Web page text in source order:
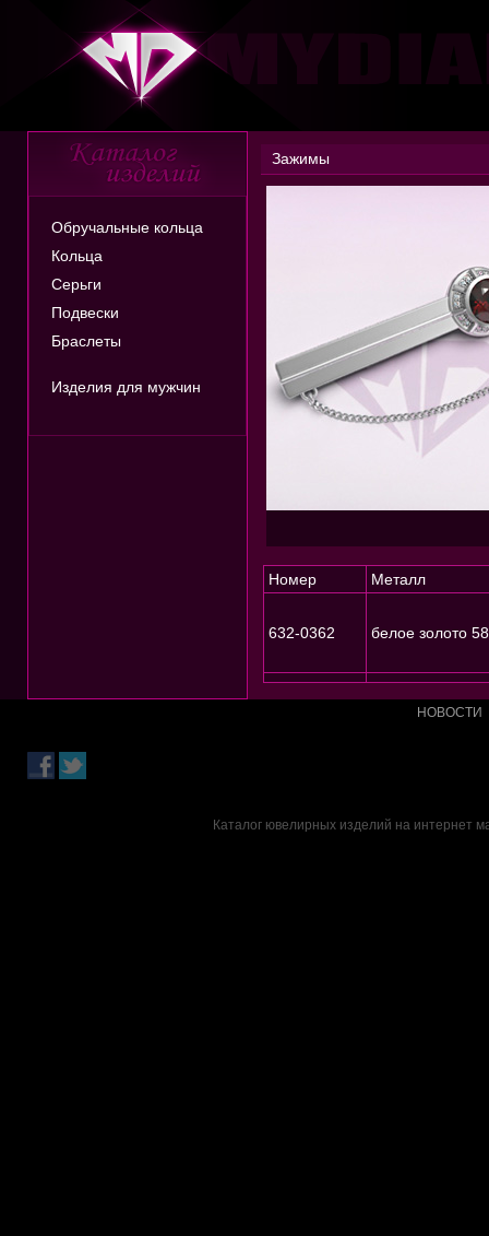
НОВОСТИ
Обручальные кольца
Кольца
Серьги
Подвески
Браслеты
Изделия для мужчин
Зажимы
Номер Металл
632-0362 белое золото
Каталог ювелирных изделий на интернет